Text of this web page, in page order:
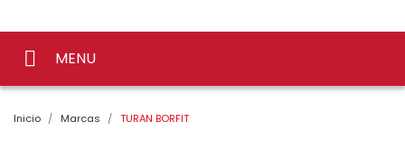
MENU
Inicio Marcas TURAN BORFIT